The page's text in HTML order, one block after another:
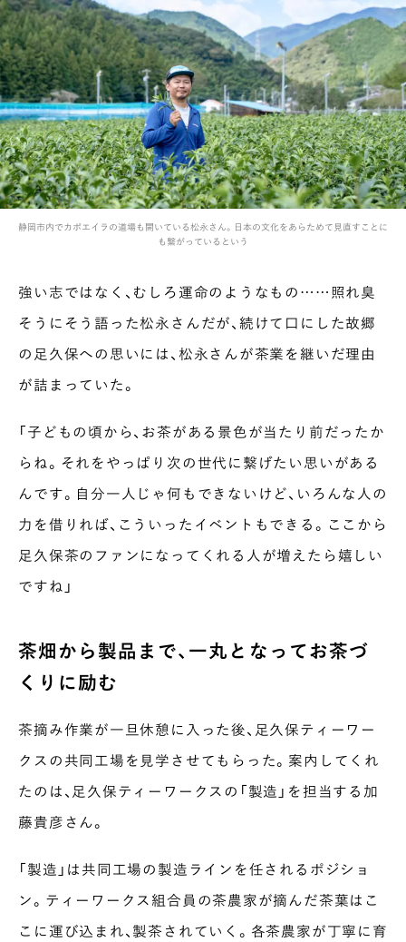
静岡市内でカポエイラの道場も開いている松永さん。日本の文化をあらためて見直すことに
も繋がっているという
強い志ではなく、むしろ運命のようなもの……照れ臭
そうにそう語った松永さんだが、続けて口にした故郷
の足久保への思いには、松永さんが茶業を継いだ理由
が詰まっていた。
「子どもの頃から、お茶がある景色が当たり前だったか
らね。それをやっぱり次の世代に繋げたい思いがある
んです。自分一人じゃ何もできないけど、いろんな人の
力を借りれば、こういったイベントもできる。ここから
足久保茶のファンになってくれる人が増えたら嬉しい
ですね」
茶畑から製品まで、一丸となってお茶づ
くりに励む
茶摘み作業が一旦休憩に入った後、足久保ティーワー
クスの共同工場を見学させてもらった。案内してくれ
たのは、足久保ティーワークスの「製造」を担当する加
藤貴彦さん。
「製造」は共同工場の製造ラインを任されるポジショ
ン。ティーワークス組合員の茶農家が摘んだ茶葉はこ
こに運び込まれ、製茶されていく。各茶農家が丁寧に育